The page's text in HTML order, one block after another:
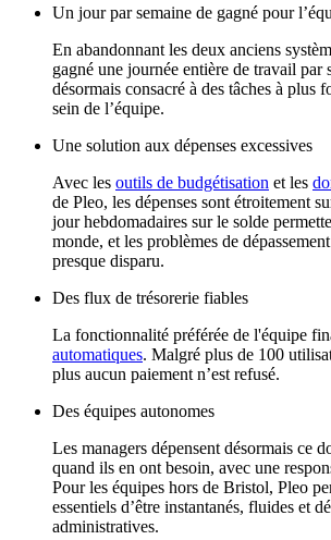
Un jour par semaine de gagné pour
En abandonnant les deux anciens
gagné une journée entière de travail par
désormais consacré à des tâches à plus
sein de l’équipe.
Une solution aux dépenses excessives
Avec les outils de budgétisation et les
de Pleo, les dépenses sont étroitement
jour hebdomadaires sur le solde
monde, et les problèmes de
presque disparu.
Des flux de trésorerie fiables
La fonctionnalité préférée de l'équipe
automatiques. Malgré plus de 100
plus aucun paiement n’est refusé.
Des équipes autonomes
Les managers dépensent désormais ce
quand ils en ont besoin, avec une
Pour les équipes hors de Bristol, Pleo
essentiels d’être instantanés, fluides et
administratives.